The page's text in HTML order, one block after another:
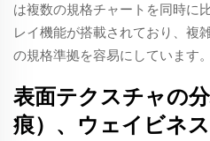
は複数の規格チャートを同時に
レイ機能が搭載されており、複
の規格準拠を容易にしています。
表面テクスチャの
痕）、ウェイビネ